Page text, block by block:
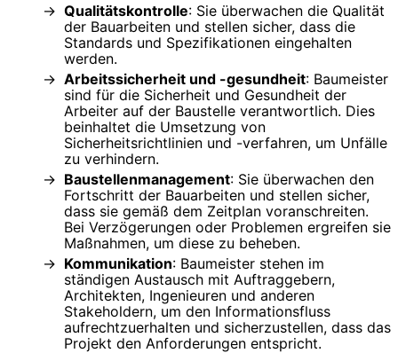
Qualitätskontrolle: Sie überwachen die Qualität
der Bauarbeiten und stellen sicher, dass die
Standards und Spezifikationen eingehalten
werden.
Arbeitssicherheit und -gesundheit: Baumeister
sind für die Sicherheit und Gesundheit der
Arbeiter auf der Baustelle verantwortlich. Dies
beinhaltet die Umsetzung von
Sicherheitsrichtlinien und -verfahren, um Unfälle
zu verhindern.
Baustellenmanagement: Sie überwachen den
Fortschritt der Bauarbeiten und stellen sicher,
dass sie gemäß dem Zeitplan voranschreiten.
Bei Verzögerungen oder Problemen ergreifen sie
Maßnahmen, um diese zu beheben.
Kommunikation: Baumeister stehen im
ständigen Austausch mit Auftraggebern,
Architekten, Ingenieuren und anderen
Stakeholdern, um den Informationsfluss
aufrechtzuerhalten und sicherzustellen, dass das
Projekt den Anforderungen entspricht.